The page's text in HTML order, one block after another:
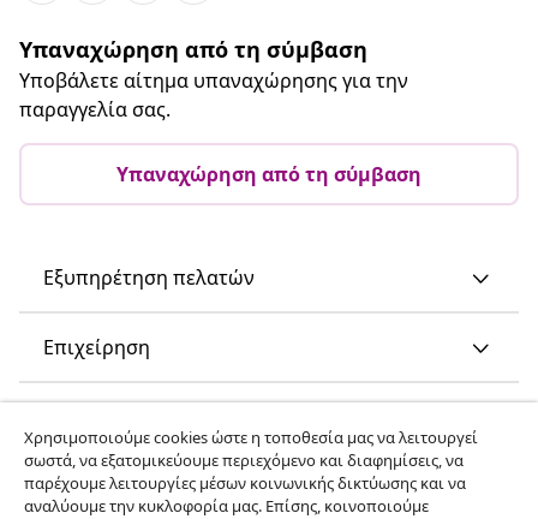
Υπαναχώρηση από τη σύμβαση
Υποβάλετε αίτημα υπαναχώρησης για την
παραγγελία σας.
Υπαναχώρηση από τη σύμβαση
Εξυπηρέτηση πελατών
Επιχείρηση
Ανακαλύψτε περισσότερα
Χρησιμοποιούμε cookies ώστε η τοποθεσία μας να λειτουργεί
σωστά, να εξατομικεύουμε περιεχόμενο και διαφημίσεις, να
παρέχουμε λειτουργίες μέσων κοινωνικής δικτύωσης και να
αναλύουμε την κυκλοφορία μας. Επίσης, κοινοποιούμε